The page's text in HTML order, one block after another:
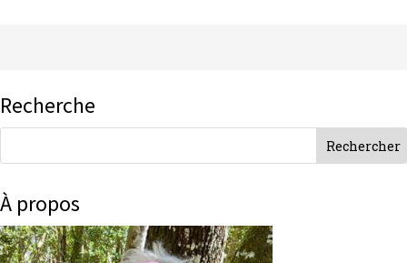
Recherche
À propos